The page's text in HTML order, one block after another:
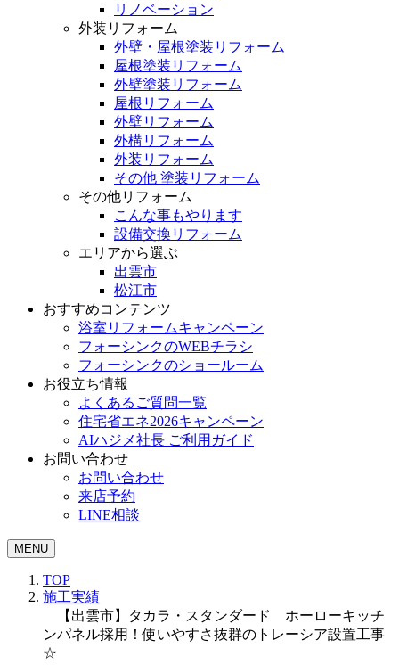
リノベーション
外装リフォーム
外壁・屋根塗装リフォーム
屋根塗装リフォーム
外壁塗装リフォーム
屋根リフォーム
外壁リフォーム
外構リフォーム
外装リフォーム
その他 塗装リフォーム
その他リフォーム
こんな事もやります
設備交換リフォーム
エリアから選ぶ
出雲市
松江市
おすすめコンテンツ
浴室リフォームキャンペーン
フォーシンクのWEBチラシ
フォーシンクのショールーム
お役立ち情報
よくあるご質問一覧
住宅省エネ2026キャンペーン
AIハジメ社長 ご利用ガイド
お問い合わせ
お問い合わせ
来店予約
LINE相談
MENU
TOP
施工実績
【出雲市】タカラ・スタンダード ホーローキッチ
ンパネル採用！使いやすさ抜群のトレーシア設置工事
☆